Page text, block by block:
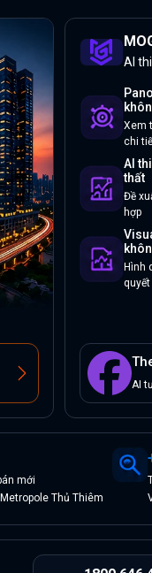
AI
Xem
chi
AI
thất
Đề
hợp
Hình
AI
mới
Thủ Thiêm